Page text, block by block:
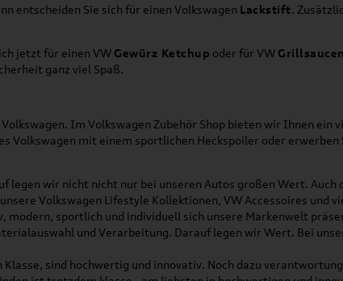
entscheiden Sie sich für einen Volkswagen Lackstift.
jetzt für einen VW Gewürz Ketchup oder für VW Grillsaucen
ganz viel Spaß.
Im Volkswagen Zubehör Shop bieten wir Ihnen ein
Volkswagen mit einem sportlichen Heckspoiler oder erwerben
wir nicht nicht nur bei unseren Autos großen Wert. Auch
Volkswagen Lifestyle Kollektionen, VW Accessoires und
sportlich und individuell sich unsere Markenwelt
und Verarbeitung. Darauf legen wir Wert. Bei
sind hochwertig und innovativ. Noch dazu